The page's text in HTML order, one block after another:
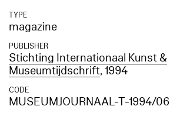
TYPE
magazine
PUBLISHER
Stichting Internationaal Kunst &
Museumtijdschrift, 1994
CODE
MUSEUMJOURNAAL-T-1994/06